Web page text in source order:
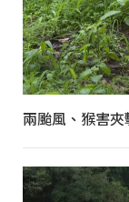
兩颱風、猴害